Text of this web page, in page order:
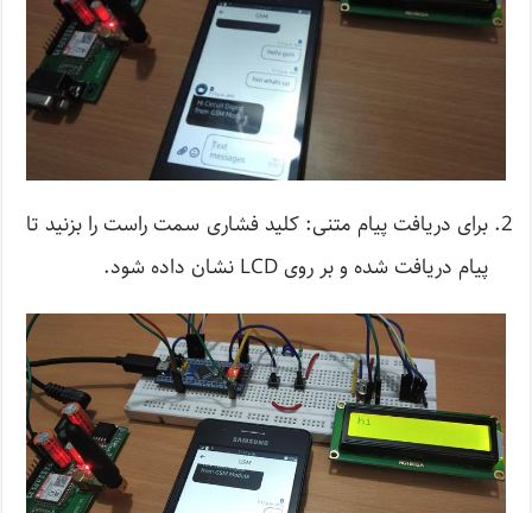
برای دریافت پیام متنی: کلید فشاری سمت راست را بزنید تا
پیام دریافت شده و بر روی LCD نشان داده شود.